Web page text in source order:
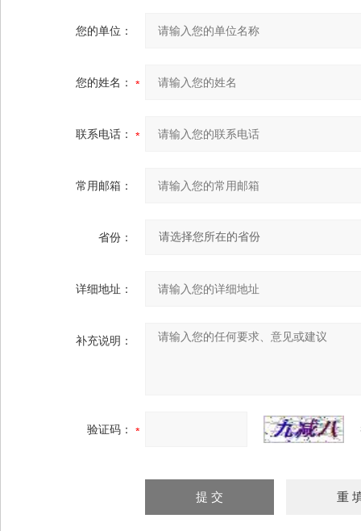
您的单位：
您的姓名：
联系电话：
常用邮箱：
省份：
详细地址：
补充说明：
验证码：